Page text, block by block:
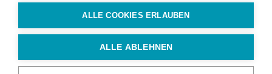
ALLE COOKIES ERLAUBEN
ALLE ABLEHNEN